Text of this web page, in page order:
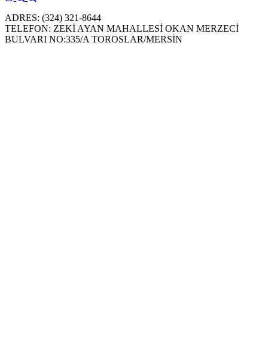
ADRES: (324) 321-8644
TELEFON: ZEKİ AYAN MAHALLESİ OKAN MERZECİ
BULVARI NO:335/A TOROSLAR/MERSİN